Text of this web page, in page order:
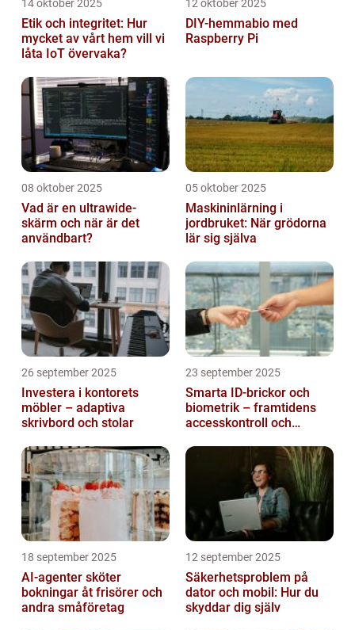
14 oktober 2025
Etik och integritet: Hur
mycket av vårt hem vill vi
låta IoT övervaka?
12 oktober 2025
DIY-hemmabio med
Raspberry Pi
08 oktober 2025
Vad är en ultrawide-
skärm och när är det
användbart?
05 oktober 2025
Maskininlärning i
jordbruket: När grödorna
lär sig själva
26 september 2025
Investera i kontorets
möbler – adaptiva
skrivbord och stolar
23 september 2025
Smarta ID-brickor och
biometrik – framtidens
accesskontroll och
18 september 2025
AI-agenter sköter
bokningar åt frisörer och
andra småföretag
12 september 2025
Säkerhetsproblem på
dator och mobil: Hur du
skyddar dig själv